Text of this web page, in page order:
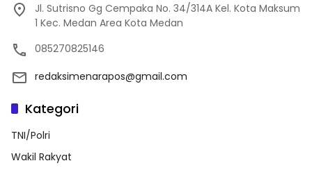
Jl. Sutrisno Gg Cempaka No. 34/314A Kel. Kota Maksum
1 Kec. Medan Area Kota Medan
085270825146
redaksimenarapos@gmail.com
Kategori
TNI/Polri
Wakil Rakyat